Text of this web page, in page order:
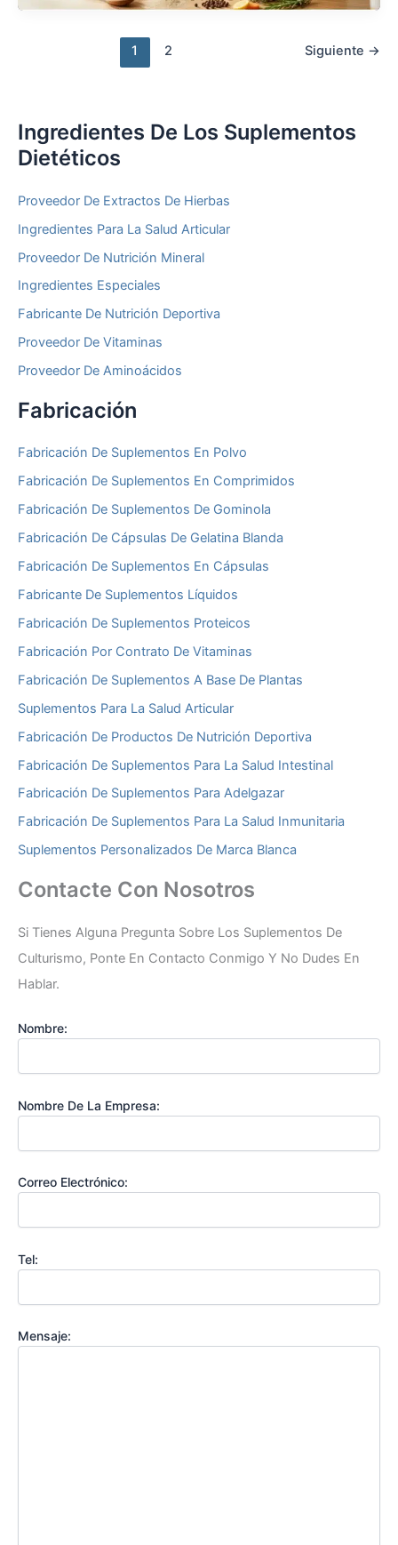
1 2 Siguiente →
Ingredientes De Los Suplementos
Dietéticos
Proveedor De Extractos De Hierbas
Ingredientes Para La Salud Articular
Proveedor De Nutrición Mineral
Ingredientes Especiales
Fabricante De Nutrición Deportiva
Proveedor De Vitaminas
Proveedor De Aminoácidos
Fabricación
Fabricación De Suplementos En Polvo
Fabricación De Suplementos En Comprimidos
Fabricación De Suplementos De Gominola
Fabricación De Cápsulas De Gelatina Blanda
Fabricación De Suplementos En Cápsulas
Fabricante De Suplementos Líquidos
Fabricación De Suplementos Proteicos
Fabricación Por Contrato De Vitaminas
Fabricación De Suplementos A Base De Plantas
Suplementos Para La Salud Articular
Fabricación De Productos De Nutrición Deportiva
Fabricación De Suplementos Para La Salud Intestinal
Fabricación De Suplementos Para Adelgazar
Fabricación De Suplementos Para La Salud Inmunitaria
Suplementos Personalizados De Marca Blanca
Contacte Con Nosotros
Si Tienes Alguna Pregunta Sobre Los Suplementos De
Culturismo, Ponte En Contacto Conmigo Y No Dudes En
Hablar.
Nombre:
Nombre De La Empresa:
Correo Electrónico:
Tel:
Mensaje: